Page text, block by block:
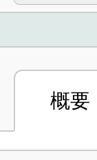
概要